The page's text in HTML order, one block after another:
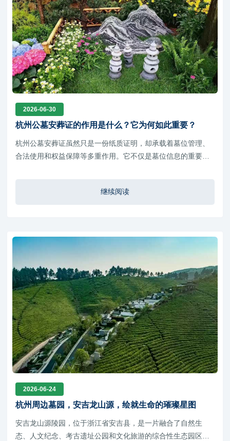
2026-06-30
杭州公墓安葬证的作用是什么？它为何如此重要？
杭州公墓安葬证虽然只是一份纸质证明，却承载着墓位管理、
合法使用和权益保障等多重作用。它不仅是墓位信息的重要凭
继续阅读
2026-06-24
杭州周边墓园，安吉龙山源，绘就生命的璀璨星图
安吉龙山源陵园，位于浙江省安吉县，是一片融合了自然生
态、人文纪念、考古遗址公园和文化旅游的综合性生态园区，